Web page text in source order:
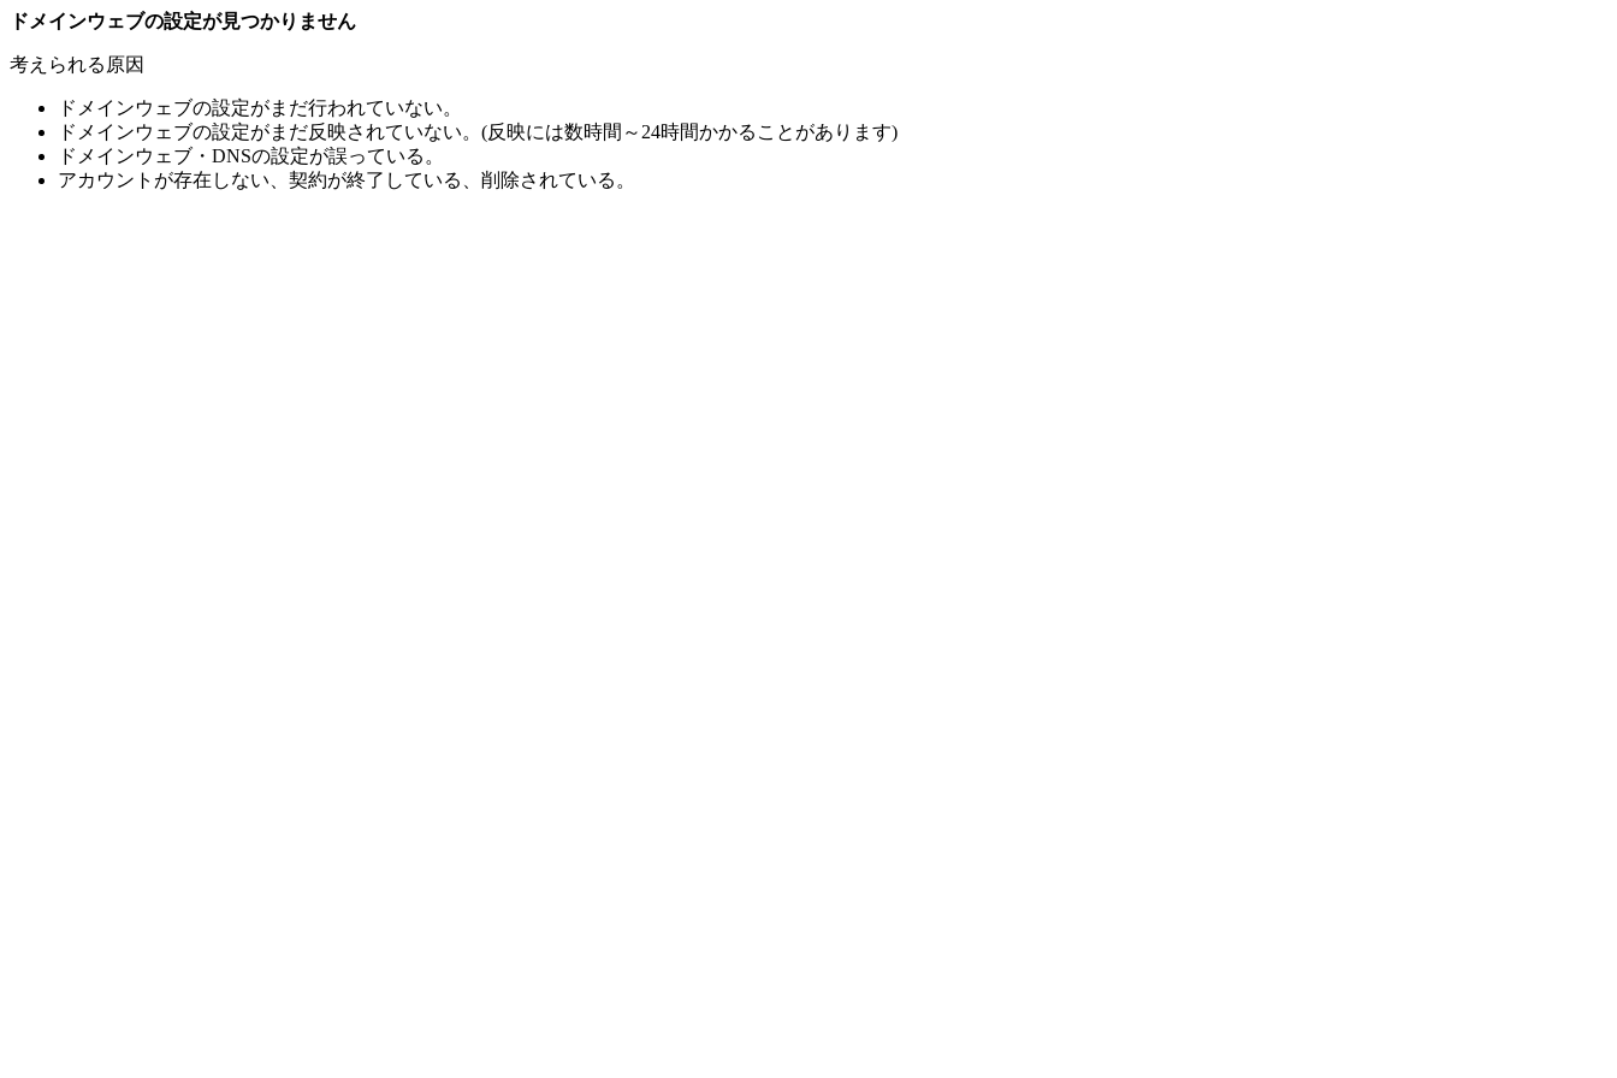
ドメインウェブの設定が見つかりません
考えられる原因
ドメインウェブの設定がまだ行われていない。
ドメインウェブの設定がまだ反映されていない。(反映には数時間～24時間かかることがあります)
ドメインウェブ・DNSの設定が誤っている。
アカウントが存在しない、契約が終了している、削除されている。